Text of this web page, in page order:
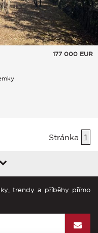
177 000 EUR
Stránka 1
trendy a příběhy přímo